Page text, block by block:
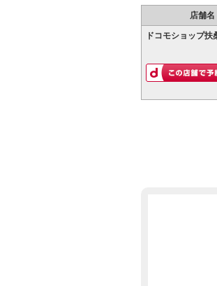
店舗名
ドコモショップ扶